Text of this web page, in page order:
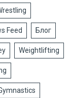
Feed Блог
Weightlifting